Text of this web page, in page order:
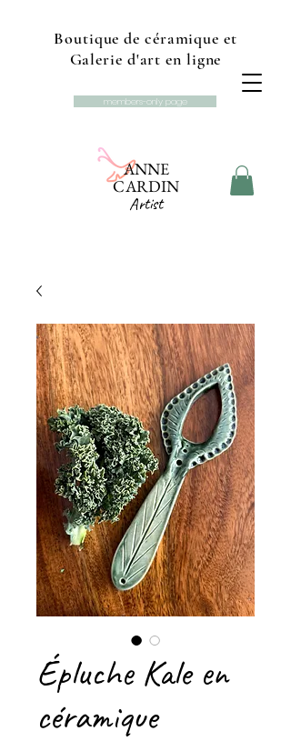
Boutique de céramique et
Galerie d'art en ligne
ANNE
CARDIN
Artist
members-only page
Épluche Kale en
céramique